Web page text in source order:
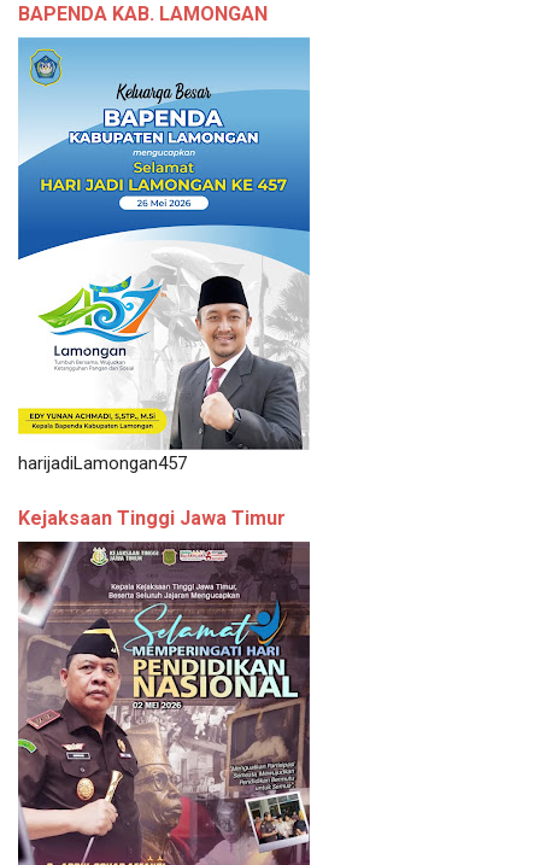
BAPENDA KAB. LAMONGAN
harijadiLamongan457
Kejaksaan Tinggi Jawa Timur